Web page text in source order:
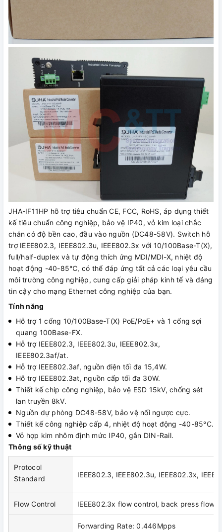
JHA-IF11HP hỗ trợ tiêu chuẩn CE, FCC, RoHS, áp dụng thiết
kế tiêu chuẩn công nghiệp, bảo vệ IP40, vỏ kim loại chắc
chắn có độ bền cao, đầu vào nguồn (DC48-58V). Switch hỗ
trợ IEEE802.3, IEEE802.3u, IEEE802.3x với 10/100Base-T(X),
full/half-duplex và tự động thích ứng MDI/MDI-X, nhiệt độ
hoạt động -40-85℃, có thể đáp ứng tất cả các loại yêu cầu
môi trường công nghiệp, cung cấp giải pháp kinh tế và đáng
tin cậy cho mạng Ethernet công nghiệp của bạn.
Tính năng
Hỗ trợ 1 cổng 10/100Base-T(X) PoE/PoE+ và 1 cổng sợi
quang 100Base-FX.
Hỗ trợ IEEE802.3, IEEE802.3u, IEEE802.3x,
IEEE802.3af/at.
Hỗ trợ IEEE802.3af, nguồn điện tối đa 15,4W.
Hỗ trợ IEEE802.3at, nguồn cấp tối đa 30W.
Thiết kế chip công nghiệp, bảo vệ ESD 15kV, chống sét
lan truyền 8kV.
Nguồn dự phòng DC48-58V, bảo vệ nối ngược cực.
Thiết kế công nghiệp cấp 4, nhiệt độ hoạt động -40-85°C.
Vỏ hợp kim nhôm định mức IP40, gắn DIN-Rail.
Thông số kỹ thuật
Protocol
Standard
IEEE802.3, IEEE802.3u, IEEE802.3x,
Flow Control IEEE802.3x flow control, back press flow
Forwarding Rate: 0.446Mpps